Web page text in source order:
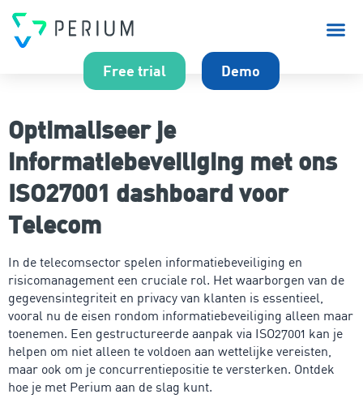
Free trial Demo
Optimaliseer je
informatiebeveiliging met ons
ISO27001 dashboard voor
Telecom
In de telecomsector spelen informatiebeveiliging en
risicomanagement een cruciale rol. Het waarborgen van de
gegevensintegriteit en privacy van klanten is essentieel,
vooral nu de eisen rondom informatiebeveiliging alleen maar
toenemen. Een gestructureerde aanpak via ISO27001 kan je
helpen om niet alleen te voldoen aan wettelijke vereisten,
maar ook om je concurrentiepositie te versterken. Ontdek
hoe je met Perium aan de slag kunt.